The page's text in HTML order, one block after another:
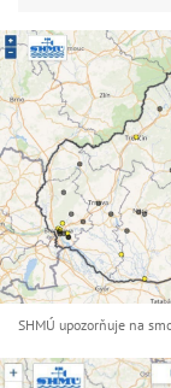
SHMÚ upozorňuje na